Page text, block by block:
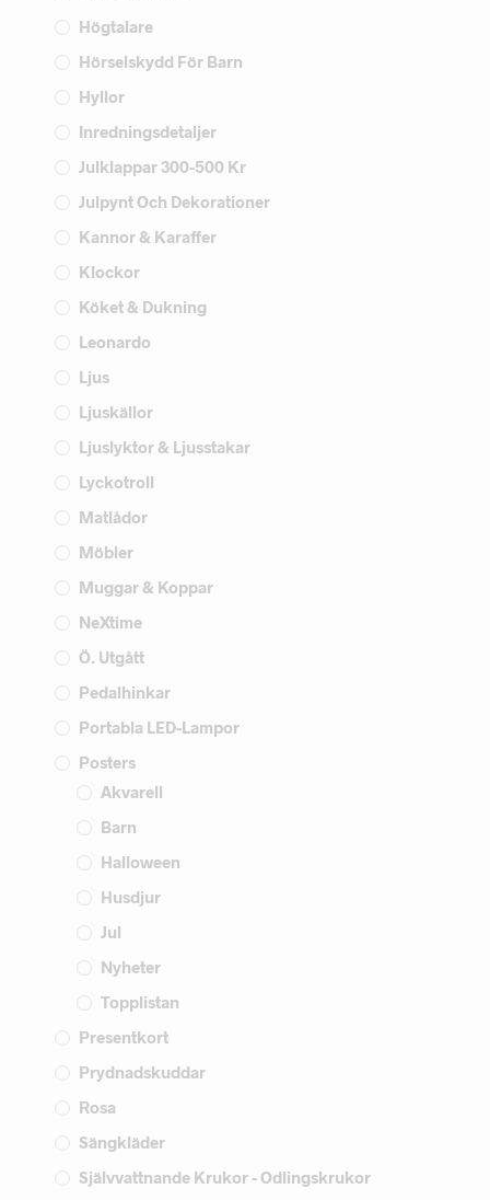
Högtalare
Hörselskydd För Barn
Hyllor
Inredningsdetaljer
Julklappar 300-500 Kr
Julpynt Och Dekorationer
Kannor & Karaffer
Klockor
Köket & Dukning
Leonardo
Ljus
Ljuskällor
Ljuslyktor & Ljusstakar
Lyckotroll
Matlådor
Möbler
Muggar & Koppar
NeXtime
Ö. Utgått
Pedalhinkar
Portabla LED-Lampor
Posters
Akvarell
Barn
Halloween
Husdjur
Jul
Nyheter
Topplistan
Presentkort
Prydnadskuddar
Rosa
Sängkläder
Självvattnande Krukor - Odlingskrukor